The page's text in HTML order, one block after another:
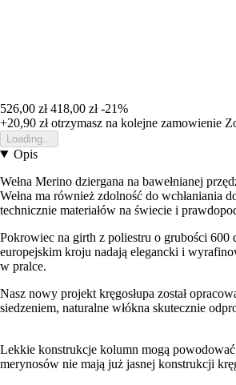
526,00 zł 418,00 zł -21%
+20,90 złotrzymasz na kolejne zamowienie
Loading...
Opis
Wełna Merino dziergana na bawełnianej
Wełna ma również zdolność do wchłaniania
technicznie materiałów na świecie i
Pokrowiec na girth z poliestru o grubości 600
europejskim kroju nadają elegancki i
w pralce.
Nasz nowy projekt kręgosłupa został
siedzeniem, naturalne włókna skutecznie
Lekkie konstrukcje kolumn mogą
merynosów nie mają już jasnej konstrukcji